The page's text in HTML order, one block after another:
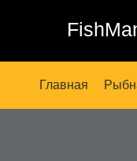
Главная